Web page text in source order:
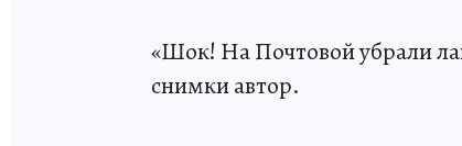
«Шок! На Почтовой убрали
снимки автор.